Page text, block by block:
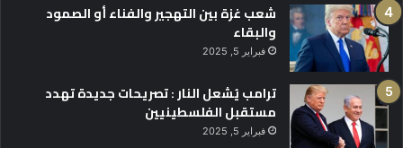
شعب غزة بين التهجير والفناء أو الصمود
والبقاء
فبراير 5, 2025
ترامب يُشعل النار : تصريحات جديدة تهدد
مستقبل الفلسطينيين
فبراير 5, 2025